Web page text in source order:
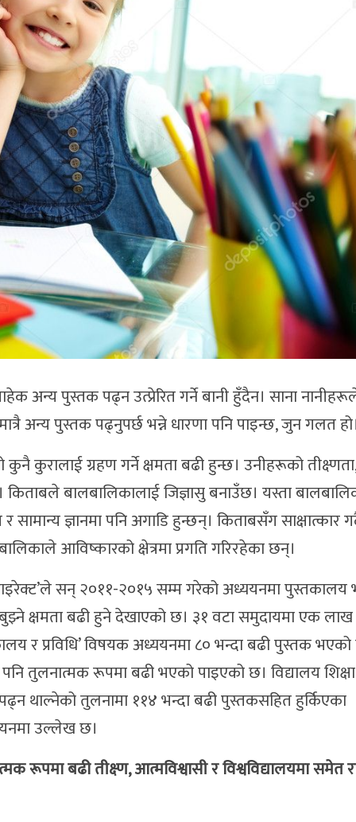
अन्य पुस्तक पढ्न उत्प्रेरित गर्ने बानी हुँदैन। साना
अन्य पुस्तक पढ्नुपर्छ भन्ने धारणा पनि पाइन्छ, जुन गलत
कुरालाई ग्रहण गर्ने क्षमता बढी हुन्छ। उनीहरूको तीक्ष्णता,
बालबालिकालाई जिज्ञासु बनाउँछ। यस्ता
सामान्य ज्ञानमा पनि अगाडि हुन्छन्। किताबसँग साक्षात्कार
आविष्कारको क्षेत्रमा प्रगति गरिरहेका छन्।
सन् २०११-२०१५ सम्म गरेको अध्ययनमा
क्षमता बढी हुने देखाएको छ। ३१ वटा समुदायमा एक
र प्रविधि’ विषयक अध्ययनमा ८० भन्दा बढी पुस्तक
तुलनात्मक रूपमा बढी भएको पाइएको छ। विद्यालय
थाल्नेको तुलनामा ११४ भन्दा बढी पुस्तकसहित हुर्किएका
उल्लेख छ।
बढी तीक्ष्ण, आत्मविश्वासी र विश्वविद्यालयमा समेत